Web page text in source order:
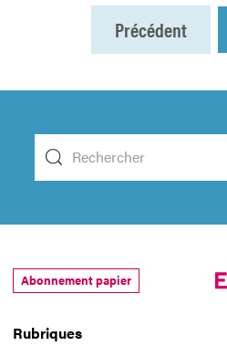
Précédent
Rubriques
Abonnement papier